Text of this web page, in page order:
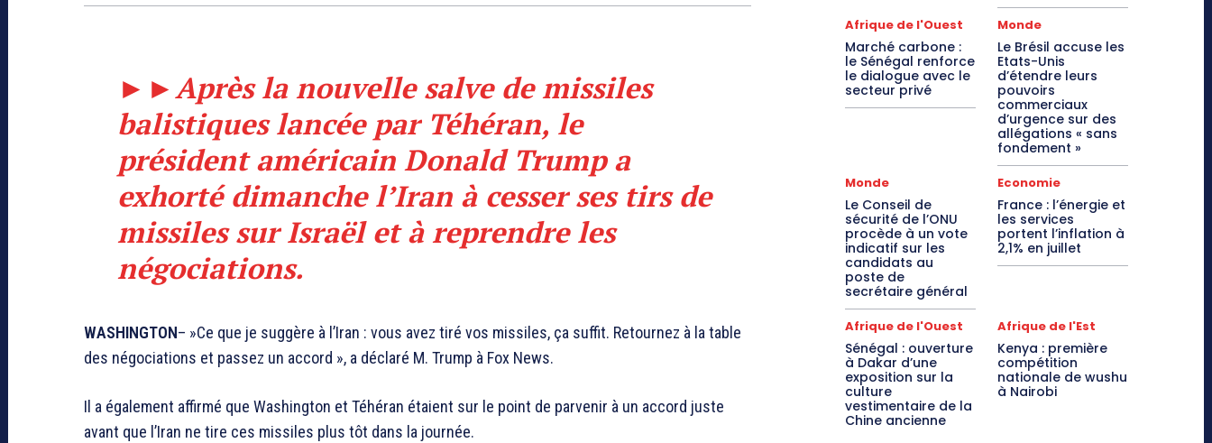
►►Après la nouvelle salve de missiles
balistiques lancée par Téhéran, le
président américain Donald Trump a
exhorté dimanche l’Iran à cesser ses tirs de
missiles sur Israël et à reprendre les
négociations.
WASHINGTON– »Ce que je suggère à l’Iran : vous avez tiré vos missiles, ça suffit. Retournez à la table
des négociations et passez un accord », a déclaré M. Trump à Fox News.
Il a également affirmé que Washington et Téhéran étaient sur le point de parvenir à un accord juste
avant que l’Iran ne tire ces missiles plus tôt dans la journée.
Afrique de l'Ouest
Marché carbone :
le Sénégal renforce
le dialogue avec le
secteur privé
Monde
Le Brésil accuse les
Etats-Unis
d’étendre leurs
pouvoirs
commerciaux
d’urgence sur des
allégations « sans
fondement »
Monde
Le Conseil de
sécurité de l’ONU
procède à un vote
indicatif sur les
candidats au
poste de
secrétaire général
Economie
France : l’énergie et
les services
portent l’inflation à
2,1% en juillet
Afrique de l'Ouest
Sénégal : ouverture
à Dakar d’une
exposition sur la
culture
vestimentaire de la
Chine ancienne
Afrique de l'Est
Kenya : première
compétition
nationale de wushu
à Nairobi